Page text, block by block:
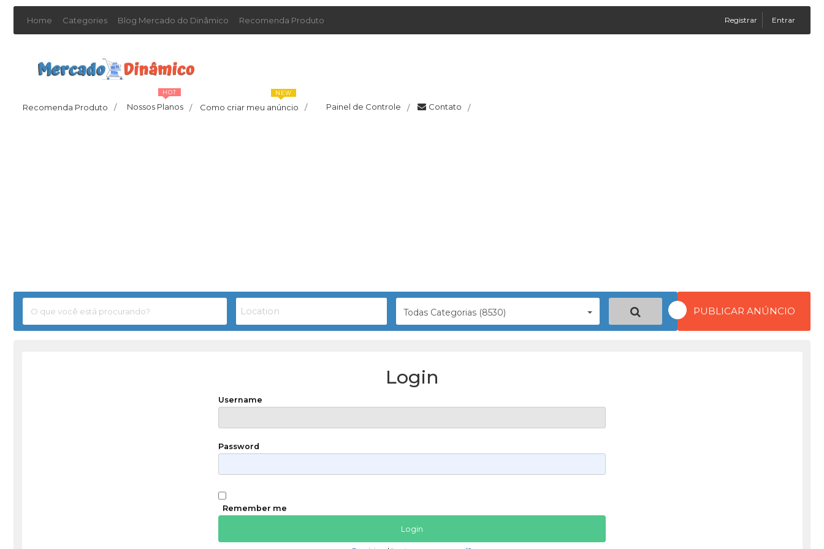
Home Categories Blog Mercado do Dinâmico Recomenda Produto Registrar Entrar
Recomenda Produto / Nossos Planos /
HOT
Como criar meu anúncio /
NEW
Painel de Controle / Contato /
Todas Categorias (8530) PUBLICAR ANÚNCIO
Login
Username
Password
Remember me